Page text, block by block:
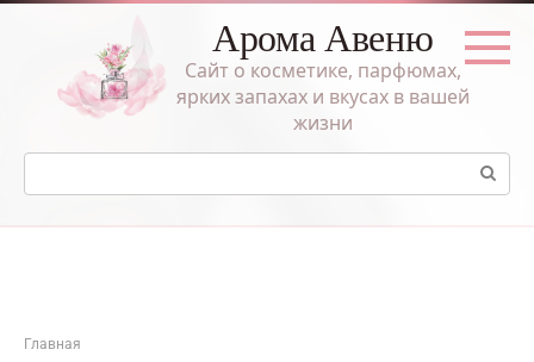
Перейти
Арома Авеню
Сайт о косметике, парфюмах,
ярких запахах и вкусах в вашей
жизни
Поиск:
Главная